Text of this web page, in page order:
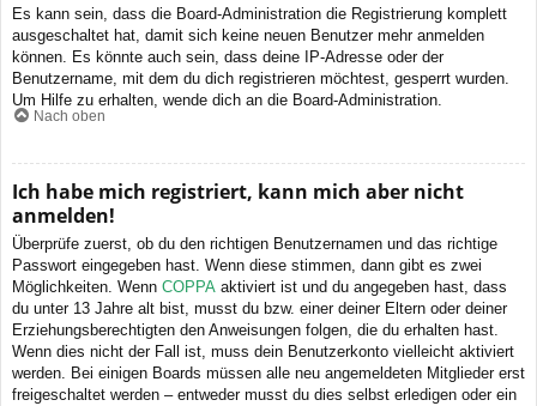
Es kann sein, dass die Board-Administration die Registrierung komplett
ausgeschaltet hat, damit sich keine neuen Benutzer mehr anmelden
können. Es könnte auch sein, dass deine IP-Adresse oder der
Benutzername, mit dem du dich registrieren möchtest, gesperrt wurden.
Um Hilfe zu erhalten, wende dich an die Board-Administration.
Nach oben
Ich habe mich registriert, kann mich aber nicht
anmelden!
Überprüfe zuerst, ob du den richtigen Benutzernamen und das richtige
Passwort eingegeben hast. Wenn diese stimmen, dann gibt es zwei
Möglichkeiten. Wenn COPPA aktiviert ist und du angegeben hast, dass
du unter 13 Jahre alt bist, musst du bzw. einer deiner Eltern oder deiner
Erziehungsberechtigten den Anweisungen folgen, die du erhalten hast.
Wenn dies nicht der Fall ist, muss dein Benutzerkonto vielleicht aktiviert
werden. Bei einigen Boards müssen alle neu angemeldeten Mitglieder erst
freigeschaltet werden – entweder musst du dies selbst erledigen oder ein